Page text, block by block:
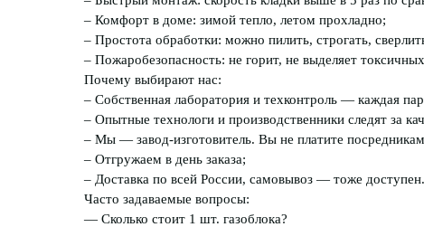
– Комфорт в доме: зимой тепло, летом прохладно;
– Простота обработки: можно пилить, строгать,
– Пожаробезопасность: не горит, не выделяет
Почему выбирают нас:
– Собственная лаборатория и техконтроль — каждая
– Опытные технологи и производственники следят за
– Мы — завод-изготовитель. Вы не платите
– Отгружаем в день заказа;
– Доставка по всей России, самовывоз — тоже доступен.
Часто задаваемые вопросы:
— Сколько стоит 1 шт. газоблока?